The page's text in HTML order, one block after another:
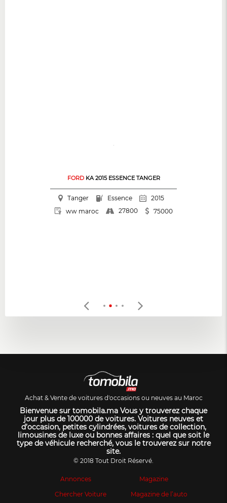
FORDKA 2015 ESSENCE TANGER
Tanger Essence
2015
ww maroc
27800 75000
Achat & Vente de voitures d'occasions ou neuves au Maroc
Bienvenue sur tomobila.ma Vous y trouverez chaque
jour plus de 100000 de voitures. Voitures neuves et
d’occasion, petites cylindrées, voitures de collection,
limousines de luxe ou bonnes affaires : quel que soit le
type de véhicule recherché, vous le trouverez sur notre
site.
© 2018 Tout Droit Réservé.
Annonces
Chercher Voiture
Magazine
Magazine de l’auto